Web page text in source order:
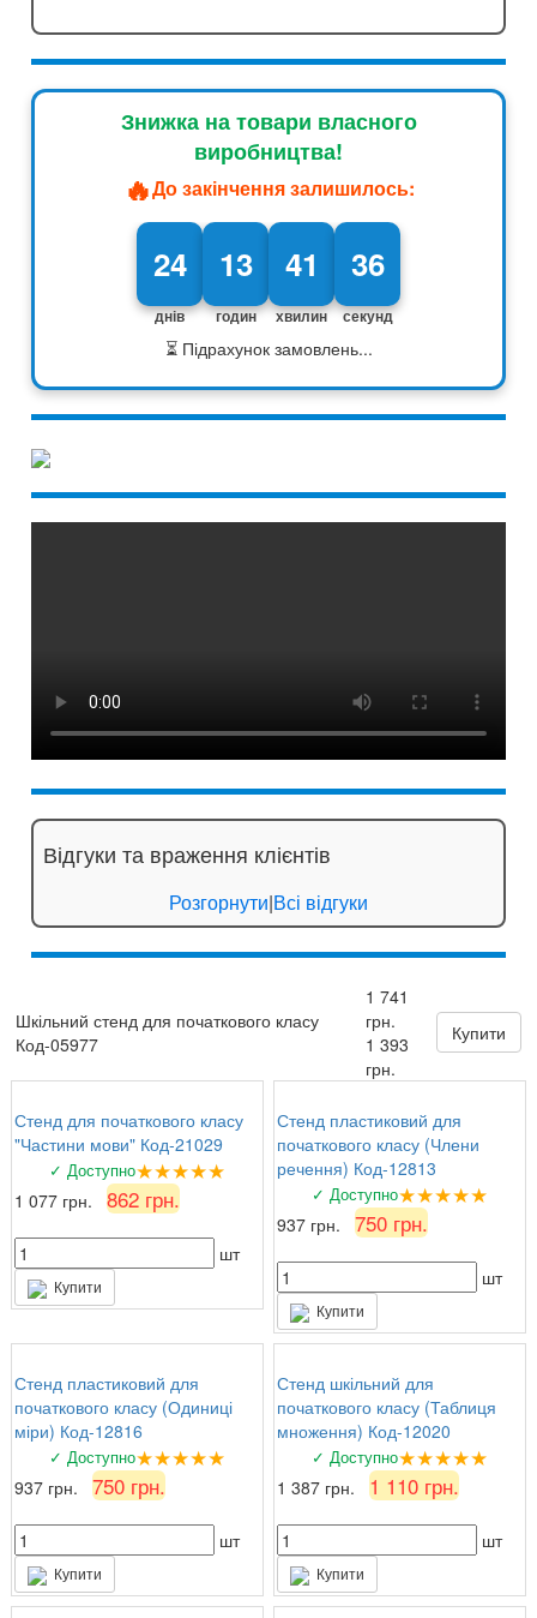
Знижка на товари власного
виробництва!
🔥До закінчення залишилось:
24
днів
13
годин
41
хвилин
35
секунд
⏳ Підрахунок замовлень...
Відгуки та враження клієнтів
Розгорнути|Всі відгуки
Шкільний стенд для початкового класу
Код-05977
1 741
грн.
1 393
грн.
Купити
Стенд для початкового класу
"Частини мови" Код-21029
✓ Доступно★★★★★
1 077 грн. 862 грн.
шт
Купити
Стенд пластиковий для
початкового класу (Члени
речення) Код-12813
✓ Доступно★★★★★
937 грн. 750 грн.
шт
Купити
Стенд пластиковий для
початкового класу (Одиниці
міри) Код-12816
✓ Доступно★★★★★
937 грн. 750 грн.
шт
Купити
Стенд шкільний для
початкового класу (Таблиця
множення) Код-12020
✓ Доступно★★★★★
1 387 грн. 1 110 грн.
шт
Купити